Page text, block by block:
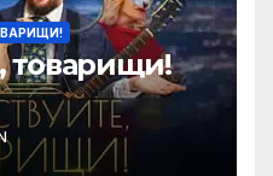
товарищи!